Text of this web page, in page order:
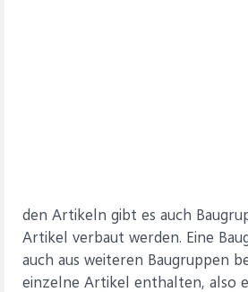
den Artikeln gibt es auch
Artikel verbaut werden. Eine
auch aus weiteren Baugruppen
einzelne Artikel enthalten, also